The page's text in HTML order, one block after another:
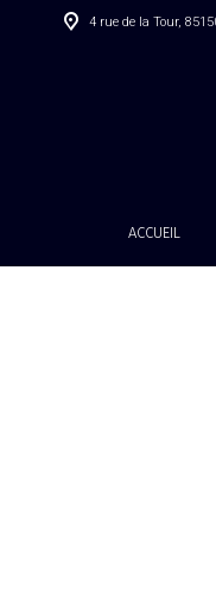
4 rue de la Tour,
ACCUEIL